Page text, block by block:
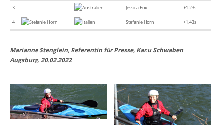
3 Jessica Fox +1.23s
4 Stefanie Horn +1.43s
Marianne Stenglein, Referentin für Presse, Kanu Schwaben
Augsburg. 20.02.2022